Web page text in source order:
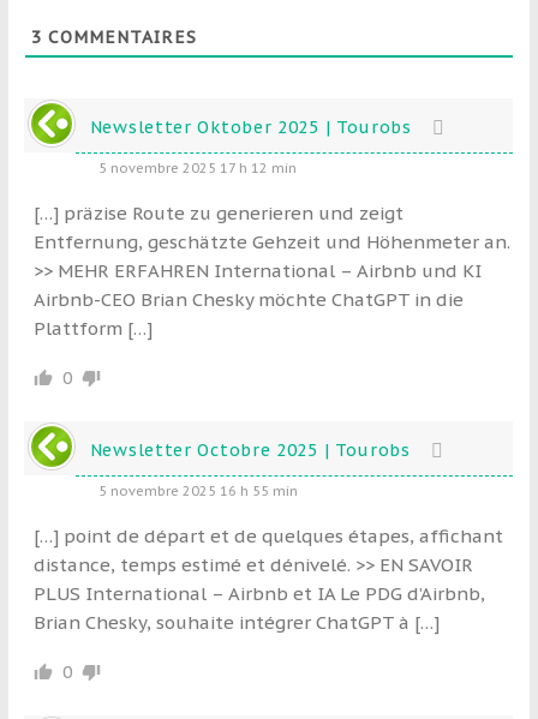
3 COMMENTAIRES
Newsletter Oktober 2025 | Tourobs
5 novembre 2025 17 h 12 min
[…] präzise Route zu generieren und zeigt
Entfernung, geschätzte Gehzeit und Höhenmeter an.
>> MEHR ERFAHREN International – Airbnb und KI
Airbnb-CEO Brian Chesky möchte ChatGPT in die
Plattform […]
0
Newsletter Octobre 2025 | Tourobs
5 novembre 2025 16 h 55 min
[…] point de départ et de quelques étapes, affichant
distance, temps estimé et dénivelé. >> EN SAVOIR
PLUS International – Airbnb et IA Le PDG d’Airbnb,
Brian Chesky, souhaite intégrer ChatGPT à […]
0